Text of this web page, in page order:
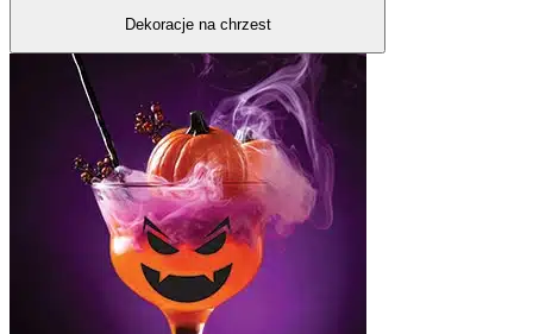
Dekoracje na chrzest